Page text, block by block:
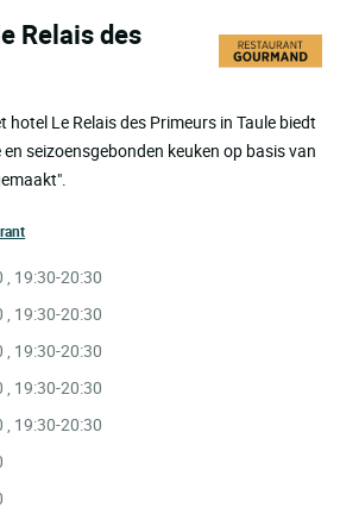
Relais des
Le Relais des Primeurs in Taule biedt
seizoensgebonden keuken op basis van
, 19:30-20:30
, 19:30-20:30
, 19:30-20:30
, 19:30-20:30
, 19:30-20:30